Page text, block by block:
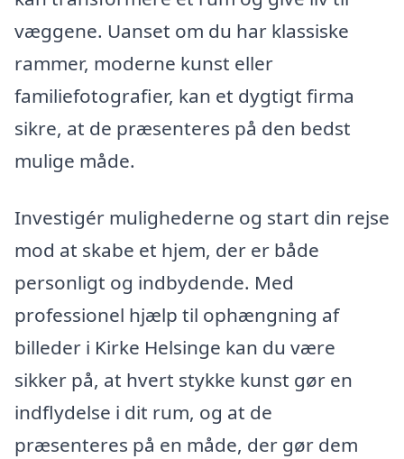
væggene. Uanset om du har klassiske
rammer, moderne kunst eller
familiefotografier, kan et dygtigt firma
sikre, at de præsenteres på den bedst
mulige måde.
Investigér mulighederne og start din rejse
mod at skabe et hjem, der er både
personligt og indbydende. Med
professionel hjælp til ophængning af
billeder i Kirke Helsinge kan du være
sikker på, at hvert stykke kunst gør en
indflydelse i dit rum, og at de
præsenteres på en måde, der gør dem